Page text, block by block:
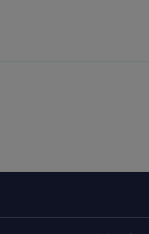
de página